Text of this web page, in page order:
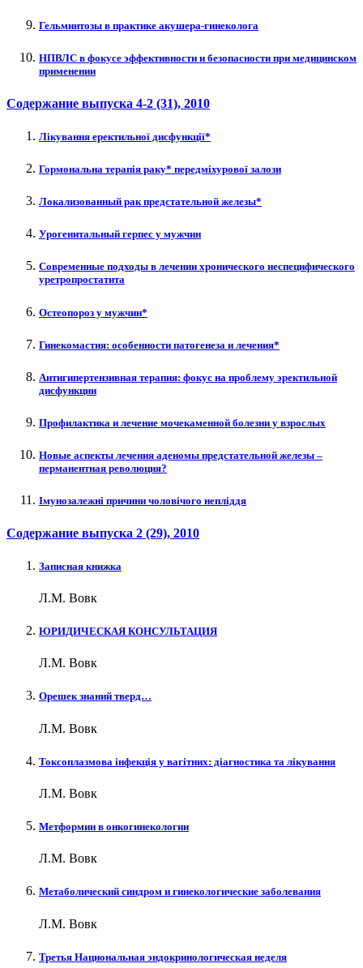
Гельминтозы в практике акушера-гинеколога
НПВЛС в фокусе эффективности и безопасности при медицинском
применении
Содержание выпуска 4-2 (31), 2010
Лікування еректильної дисфункції*
Гормональна терапія раку* передміхурової залози
Локализованный рак предстательной железы*
Урогенитальный герпес у мужчин
Современные подходы в лечении хронического неспецифического
уретропростатита
Остеопороз у мужчин*
Гинекомастия: особенности патогенеза и лечения*
Антигипертензивная терапия: фокус на проблему эректильной
дисфункции
Профилактика и лечение мочекаменной болезни у взрослых
Новые аспекты лечения аденомы предстательной железы –
перманентная революция?
Імунозалежні причини чоловічого непліддя
Содержание выпуска 2 (29), 2010
Записная книжка
Л.М. Вовк
ЮРИДИЧЕСКАЯ КОНСУЛЬТАЦИЯ
Л.М. Вовк
Орешек знаний тверд…
Л.М. Вовк
Токсоплазмова інфекція у вагітних: діагностика та лікування
Л.М. Вовк
Метформин в онкогинекологии
Л.М. Вовк
Метаболический синдром и гинекологические заболевания
Л.М. Вовк
Третья Национальная эндокринологическая неделя